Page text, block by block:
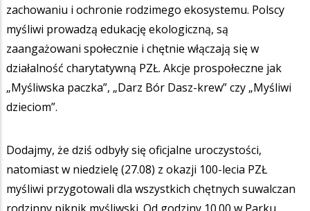
zachowaniu i ochronie rodzimego ekosystemu. Polscy
myśliwi prowadzą edukację ekologiczną, są
zaangażowani społecznie i chętnie włączają się w
działalność charytatywną PZŁ. Akcje prospołeczne jak
„Myśliwska paczka”, „Darz Bór Dasz-krew” czy „Myśliwi
dzieciom”.
Dodajmy, że dziś odbyły się oficjalne uroczystości,
natomiast w niedzielę (27.08) z okazji 100-lecia PZŁ
myśliwi przygotowali dla wszystkich chętnych suwalczan